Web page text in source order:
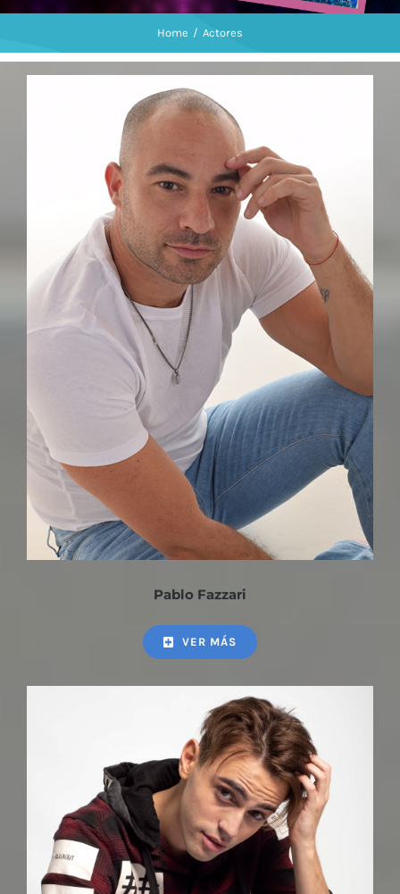
Home / Actores
Pablo Fazzari
VER MÁS